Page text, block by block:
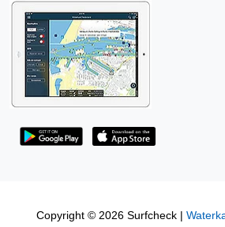
Copyright © 2026 Surfcheck |